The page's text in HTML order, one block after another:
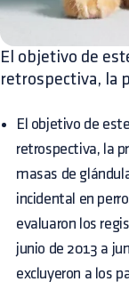
El objetivo de
retrospectiva, la
El objetivo de
retrospectiva, la
masas de
incidental en
evaluaron los
junio de 2013 a
excluyeron a los